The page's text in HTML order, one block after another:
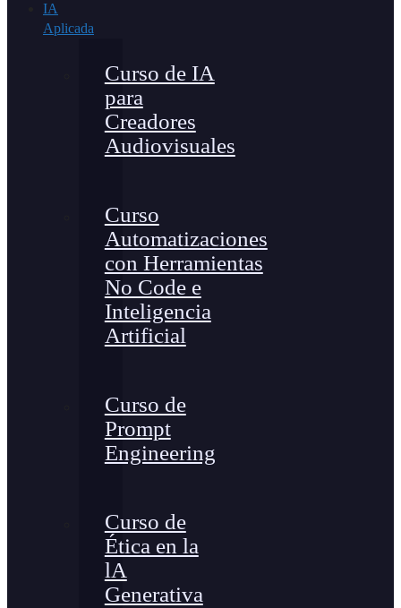
IA
Aplicada
Curso de IA
para
Creadores
Audiovisuales
Curso
Automatizaciones
con Herramientas
No Code e
Inteligencia
Artificial
Curso de
Prompt
Engineering
Curso de
Ética en la
lA
Generativa